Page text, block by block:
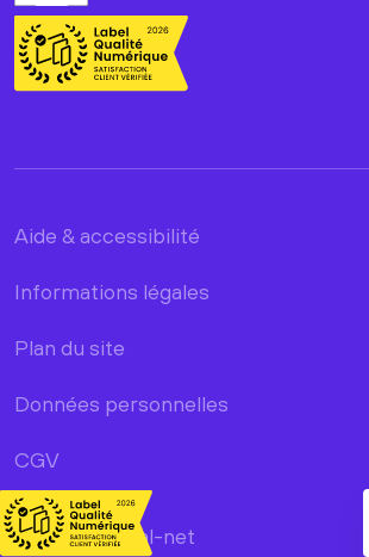
©2026 Natural-net
Aide & accessibilité
Informations légales
Plan du site
Données personnelles
CGV